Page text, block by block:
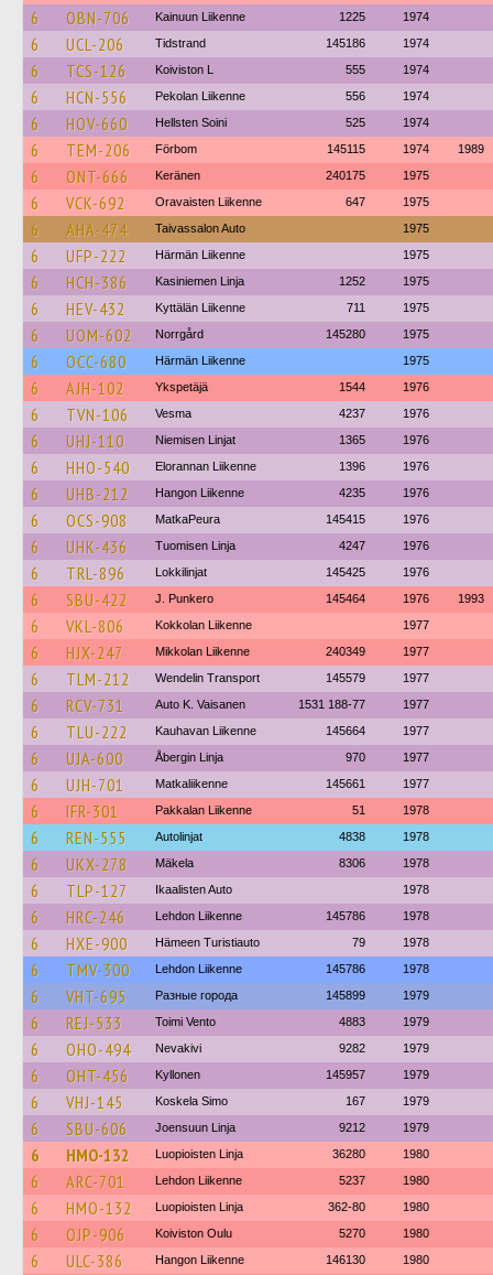
6
OBN-706 Kainuun Liikenne 1225 1974
6 UCL-206 Tidstrand 145186 1974
6 TCS-126 Koiviston L 555 1974
6 HCN-556 Pekolan Liikenne 556 1974
6 HOV-660 Hellsten Soini 525 1974
6 TEM-206 Förbom 145115 1974 1989
6 ONT-666 Keränen 240175 1975
6 VCK-692 Oravaisten Liikenne 647 1975
6 AHA-474 Taivassalon Auto 1975
6 UFP-222 Härmän Liikenne 1975
6 HCH-386 Kasiniemen Linja 1252 1975
6 HEV-432 Kyttälän Liikenne 711 1975
6 UOM-602 Norrgård 145280 1975
6 OCC-680 Härmän Liikenne 1975
6 AJH-102 Ykspetäjä 1544 1976
6 TVN-106 Vesma 4237 1976
6 UHJ-110 Niemisen Linjat 1365 1976
6 HHO-540 Elorannan Liikenne 1396 1976
6 UHB-212 Hangon Liikenne 4235 1976
6 OCS-908 MatkaPeura 145415 1976
6 UHK-436 Tuomisen Linja 4247 1976
6 TRL-896 Lokkilinjat 145425 1976
6 SBU-422 J. Punkero 145464 1976 1993
6 VKL-806 Kokkolan Liikenne 1977
6 HJX-247 Mikkolan Liikenne 240349 1977
6 TLM-212 Wendelin Transport 145579 1977
6 RCV-731 Auto K. Vaisanen 1531 188-77 1977
6 TLU-222 Kauhavan Liikenne 145664 1977
6 UJA-600 Åbergin Linja 970 1977
6 UJH-701 Matkaliikenne 145661 1977
6 IFR-301 Pakkalan Liikenne 51 1978
6 REN-555 Autolinjat 4838 1978
6 UKX-278 Mäkela 8306 1978
6 TLP-127 Ikaalisten Auto 1978
6 HRC-246 Lehdon Liikenne 145786 1978
6 HXE-900 Hämeen Turistiauto 79 1978
6 TMV-300 Lehdon Liikenne 145786 1978
6 VHT-695 Разные города 145899 1979
6 REJ-533 Toimi Vento 4883 1979
6 OHO-494 Nevakivi 9282 1979
6 OHT-456 Kyllonen 145957 1979
6 VHJ-145 Koskela Simo 167 1979
6 SBU-606 Joensuun Linja 9212 1979
6 HMO-132 Luopioisten Linja 36280 1980
6 ARC-701 Lehdon Liikenne 5237 1980
6 HMO-132 Luopioisten Linja 362-80 1980
6 OJP-906 Koiviston Oulu 5270 1980
6 ULC-386 Hangon Liikenne 146130 1980